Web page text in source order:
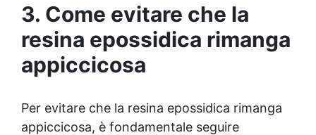
3. Come evitare che la
resina epossidica rimanga
appiccicosa
Per evitare che la resina epossidica rimanga
appiccicosa, è fondamentale seguire